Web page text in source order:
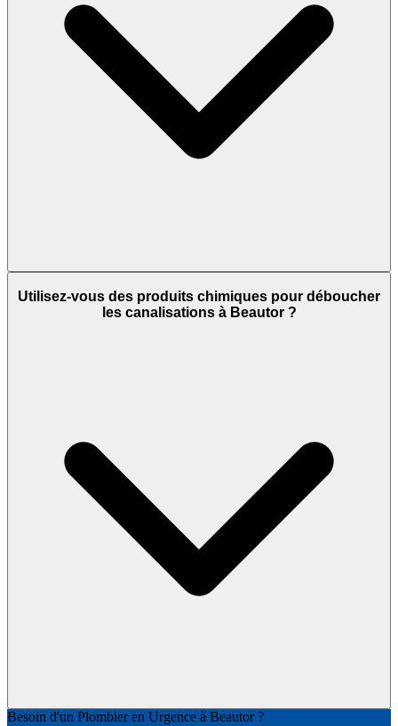
Utilisez-vous des produits chimiques pour déboucher
les canalisations à Beautor ?
Besoin d'un Plombier en Urgence à Beautor ?